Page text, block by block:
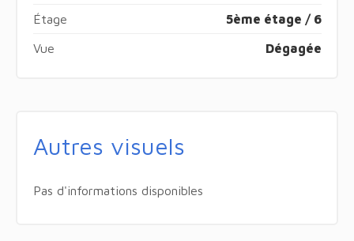
Étage 5ème étage / 6
Vue Dégagée
Autres visuels
Pas d'informations disponibles